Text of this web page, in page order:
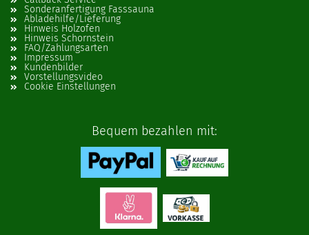
Sonderanfertigung Fasssauna
Abladehilfe/Lieferung
Hinweis Holzofen
Hinweis Schornstein
FAQ/Zahlungsarten
Impressum
Kundenbilder
Vorstellungsvideo
Cookie Einstellungen
Bequem bezahlen mit: